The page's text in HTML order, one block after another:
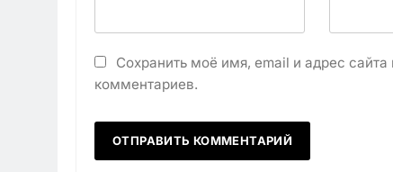
Сохранить моё имя, email и адрес
комментариев.